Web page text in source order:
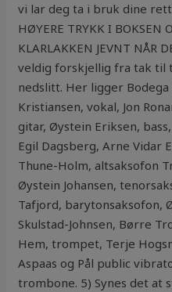
vi lar deg ta i bruk dine
HØYERE TRYKK I BOKSEN
KLARLAKKEN JEVNT NÅR
veldig forskjellig fra tak til
nedslitt. Her ligger Bodega
Kristiansen, vokal, Jon
gitar, Øystein Eriksen,
Egil Dagsberg, Arne Vidar
Thune-Holm, altsaksofon
Øystein Johansen,
Tafjord, barytonsaksofon,
Skulstad-Johnsen, Børre
Hem, trompet, Terje
Aspaas og Pål public
trombone. 5) Synes det at